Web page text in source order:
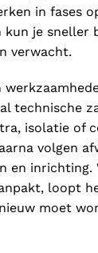
in fases
kun je sneller
verwacht.
technische
isolatie of
volgen
en inrichting.
loopt
moet